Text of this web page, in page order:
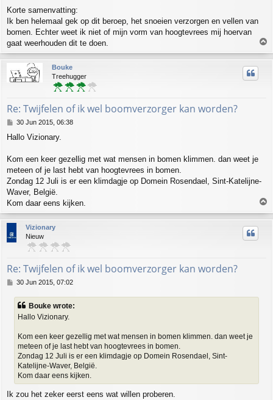
s
Korte samenvatting:
Ik ben helemaal gek op dit beroep, het snoeien verzorgen en vellen van
bomen. Echter weet ik niet of mijn vorm van hoogtevrees mij hoervan
gaat weerhouden dit te doen.
o
p
Bouke
Treehugger
Re: Twijfelen of ik wel boomverzorger kan worden?
P
s
30 Jun 2015, 06:38
Hallo Vizionary.
Kom een keer gezellig met wat mensen in bomen klimmen. dan weet je
meteen of je last hebt van hoogtevrees in bomen.
Zondag 12 Juli is er een klimdagje op Domein Rosendael, Sint-Katelijne-
Waver, België.
Kom daar eens kijken.
o
p
Vizionary
Nieuw
Re: Twijfelen of ik wel boomverzorger kan worden?
P
s
30 Jun 2015, 07:02
Bouke wrote:
Hallo Vizionary.
Kom een keer gezellig met wat mensen in bomen klimmen. dan weet je
meteen of je last hebt van hoogtevrees in bomen.
Zondag 12 Juli is er een klimdagje op Domein Rosendael, Sint-
Katelijne-Waver, België.
Kom daar eens kijken.
Ik zou het zeker eerst eens wat willen proberen.